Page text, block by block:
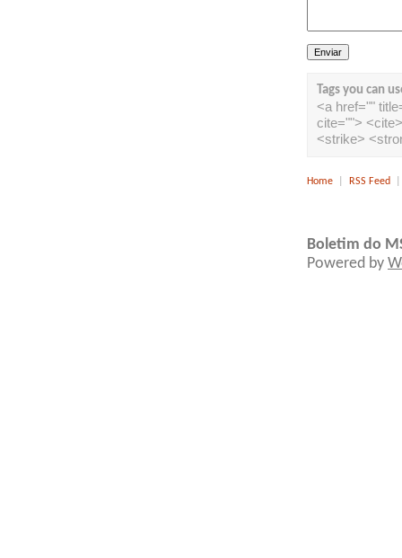
Tags you can
<a href=""
cite="">
<strike>
Home RSS Feed
Boletim do
Powered by